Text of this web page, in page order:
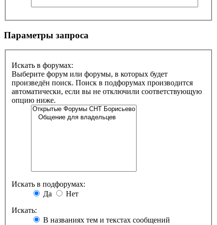
Параметры запроса
Искать в форумах:
Выберите форум или форумы, в которых будет
произведён поиск. Поиск в подфорумах производится
автоматически, если вы не отключили соответствующую
опцию ниже.
Искать в подфорумах:
Да
Нет
Искать:
В названиях тем и текстах сообщений